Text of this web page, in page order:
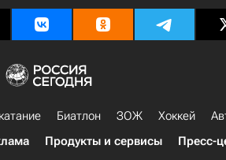
Биатлон ЗОЖ Хоккей
Продукты и сервисы Пресс-